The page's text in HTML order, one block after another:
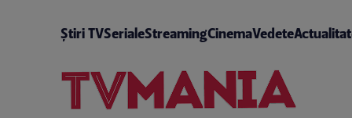
Știri TVSerialeStreamingCinemaVedete